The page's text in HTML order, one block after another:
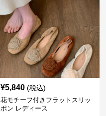
¥5,840 (税込)
花モチーフ付きフラットスリッ
ポン レディース